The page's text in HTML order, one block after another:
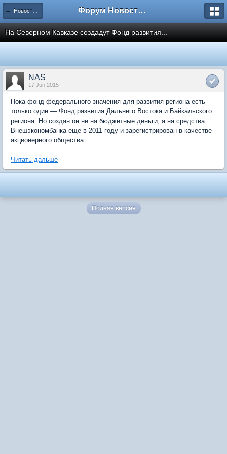
← Новости рынка недвижимости Форум Новостройки
На Северном Кавказе создадут Фонд развития...
NAS
17 Jun 2015
Пока фонд федерального значения для развития региона есть
только один — Фонд развития Дальнего Востока и Байкальского
региона. Но создан он не на бюджетные деньги, а на средства
Внешэкономбанка еще в 2011 году и зарегистрирован в качестве
акционерного общества.
Читать дальше
Полная версия